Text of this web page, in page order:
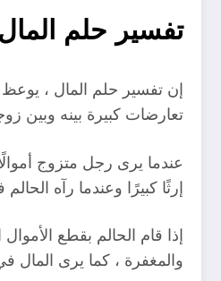
تفسير حلم المال
تعارضات كبيرة بينه وبين
عندما يرى رجل متزوج
إرثًا كبيرًا وعندما رآه
إذا قام الحالم بقطع
والمغفرة ، كما يرى المال